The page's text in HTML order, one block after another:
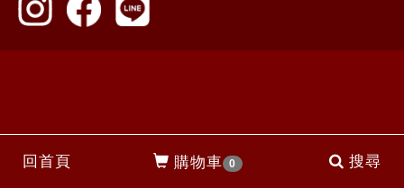
回首頁 購物車 0 搜尋